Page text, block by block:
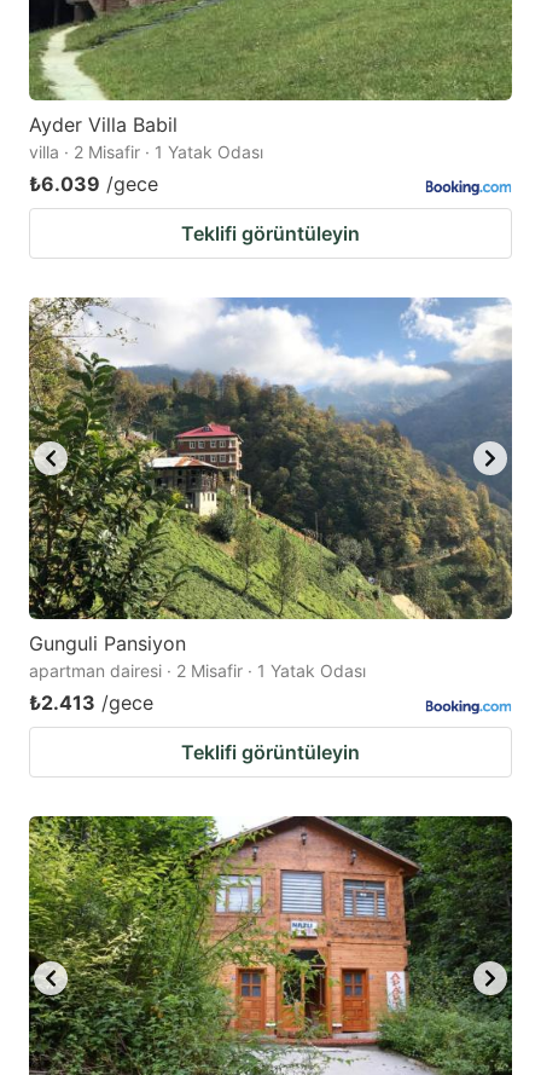
Ayder Villa Babil
villa · 2 Misafir · 1 Yatak Odası
₺6.039 /gece
Teklifi görüntüleyin
Gunguli Pansiyon
apartman dairesi · 2 Misafir · 1 Yatak Odası
₺2.413 /gece
Teklifi görüntüleyin